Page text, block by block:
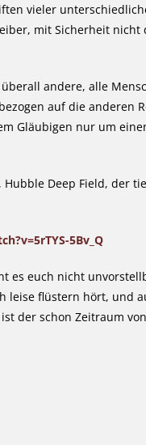
vieler
mit Sicherheit nicht
andere, alle
auf die anderen
Gläubigen nur um
Hubble Deep Field, der
5Bv_Q
es euch nicht
leise flüstern hört, und
der schon Zeitraum